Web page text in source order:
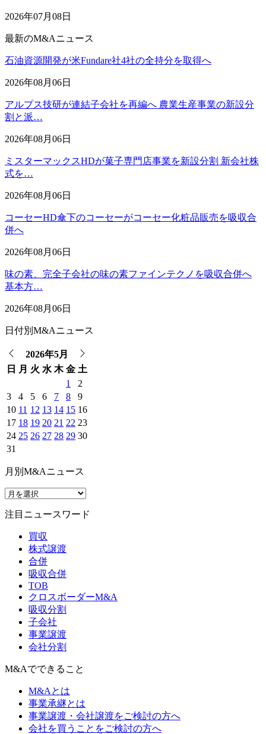
2026年07月08日
最新のM&Aニュース
石油資源開発が米Fundare社4社の全持分を取得へ
2026年08月06日
アルプス技研が連結子会社を再編へ 農業生産事業の新設分
割と派…
2026年08月06日
ミスターマックスHDが菓子専門店事業を新設分割 新会社株
式を…
2026年08月06日
コーセーHD傘下のコーセーがコーセー化粧品販売を吸収合
併へ
2026年08月06日
味の素、完全子会社の味の素ファインテクノを吸収合併へ
基本方…
2026年08月06日
日付別M&Aニュース
2026年5月
日
月 火 水 木 金 土
1
2
3
4 5 6 7 8
9
10 11 12 13 14 15 16
17 18 19 20 21 22 23
24 25 26 27 28 29 30
31
月別M&Aニュース
注目ニュースワード
買収
株式譲渡
合併
吸収合併
TOB
クロスボーダーM&A
吸収分割
子会社
事業譲渡
会社分割
M&Aでできること
M&Aとは
事業承継とは
事業譲渡・会社譲渡をご検討の方へ
会社を買うことをご検討の方へ